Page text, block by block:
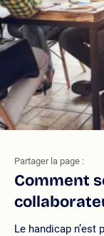
Comment
Le handicap n’est
Partager la page :